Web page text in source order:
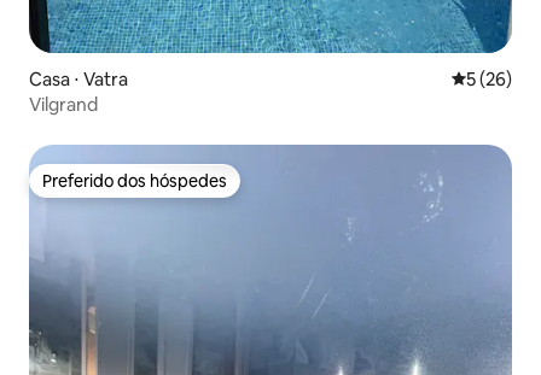
Casa ⋅ Vatra 5 de uma
5 (26)
Vilgrand
Preferido dos hóspedes
Preferido dos hóspedes